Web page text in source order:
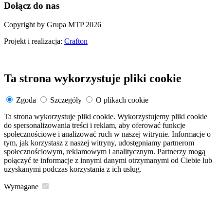
Dołącz do nas
Copyright by Grupa MTP 2026
Projekt i realizacja: Crafton
Ta strona wykorzystuje pliki cookie
Zgoda Szczegóły
O plikach cookie
Ta strona wykorzystuje pliki cookie. Wykorzystujemy pliki cookie
do spersonalizowania treści i reklam, aby oferować funkcje
społecznościowe i analizować ruch w naszej witrynie. Informacje o
tym, jak korzystasz z naszej witryny, udostępniamy partnerom
społecznościowym, reklamowym i analitycznym. Partnerzy mogą
połączyć te informacje z innymi danymi otrzymanymi od Ciebie lub
uzyskanymi podczas korzystania z ich usług.
Wymagane